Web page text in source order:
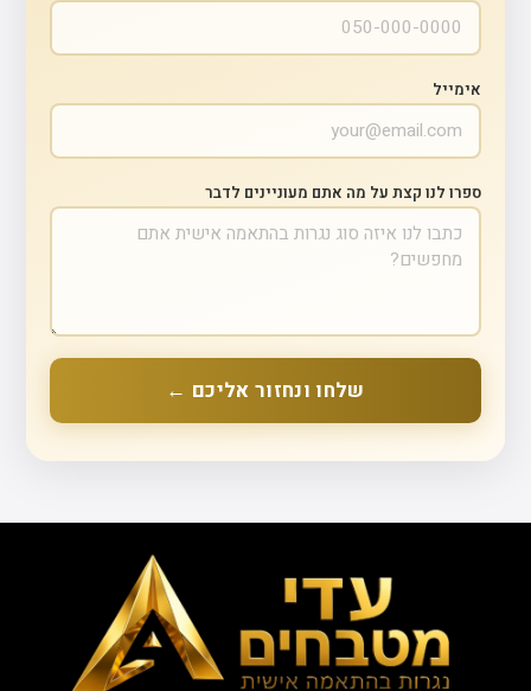
אימייל
ספרו לנו קצת על מה אתם מעוניינים לדבר
שלחו ונחזור אליכם ←